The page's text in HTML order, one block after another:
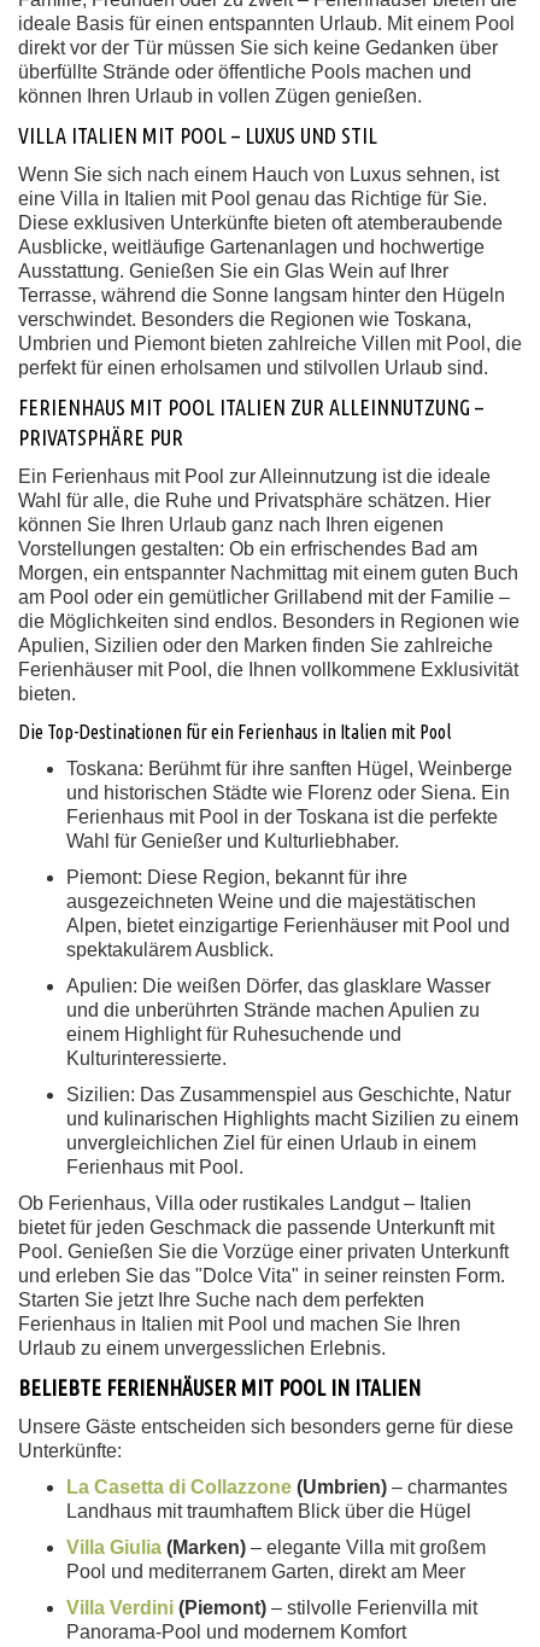
ideale Basis für einen entspannten Urlaub. Mit einem Pool
direkt vor der Tür müssen Sie sich keine Gedanken über
überfüllte Strände oder öffentliche Pools machen und
können Ihren Urlaub in vollen Zügen genießen.
VILLA ITALIEN MIT POOL – LUXUS UND STIL
Wenn Sie sich nach einem Hauch von Luxus sehnen, ist
eine Villa in Italien mit Pool genau das Richtige für Sie.
Diese exklusiven Unterkünfte bieten oft atemberaubende
Ausblicke, weitläufige Gartenanlagen und hochwertige
Ausstattung. Genießen Sie ein Glas Wein auf Ihrer
Terrasse, während die Sonne langsam hinter den Hügeln
verschwindet. Besonders die Regionen wie Toskana,
Umbrien und Piemont bieten zahlreiche Villen mit Pool, die
perfekt für einen erholsamen und stilvollen Urlaub sind.
FERIENHAUS MIT POOL ITALIEN ZUR ALLEINNUTZUNG –
PRIVATSPHÄRE PUR
Ein Ferienhaus mit Pool zur Alleinnutzung ist die ideale
Wahl für alle, die Ruhe und Privatsphäre schätzen. Hier
können Sie Ihren Urlaub ganz nach Ihren eigenen
Vorstellungen gestalten: Ob ein erfrischendes Bad am
Morgen, ein entspannter Nachmittag mit einem guten Buch
am Pool oder ein gemütlicher Grillabend mit der Familie –
die Möglichkeiten sind endlos. Besonders in Regionen wie
Apulien, Sizilien oder den Marken finden Sie zahlreiche
Ferienhäuser mit Pool, die Ihnen vollkommene Exklusivität
bieten.
Die Top-Destinationen für ein Ferienhaus in Italien mit Pool
Toskana: Berühmt für ihre sanften Hügel, Weinberge
und historischen Städte wie Florenz oder Siena. Ein
Ferienhaus mit Pool in der Toskana ist die perfekte
Wahl für Genießer und Kulturliebhaber.
Piemont: Diese Region, bekannt für ihre
ausgezeichneten Weine und die majestätischen
Alpen, bietet einzigartige Ferienhäuser mit Pool und
spektakulärem Ausblick.
Apulien: Die weißen Dörfer, das glasklare Wasser
und die unberührten Strände machen Apulien zu
einem Highlight für Ruhesuchende und
Kulturinteressierte.
Sizilien: Das Zusammenspiel aus Geschichte, Natur
und kulinarischen Highlights macht Sizilien zu einem
unvergleichlichen Ziel für einen Urlaub in einem
Ferienhaus mit Pool.
Ob Ferienhaus, Villa oder rustikales Landgut – Italien
bietet für jeden Geschmack die passende Unterkunft mit
Pool. Genießen Sie die Vorzüge einer privaten Unterkunft
und erleben Sie das "Dolce Vita" in seiner reinsten Form.
Starten Sie jetzt Ihre Suche nach dem perfekten
Ferienhaus in Italien mit Pool und machen Sie Ihren
Urlaub zu einem unvergesslichen Erlebnis.
BELIEBTE FERIENHÄUSER MIT POOL IN ITALIEN
Unsere Gäste entscheiden sich besonders gerne für diese
Unterkünfte:
La Casetta di Collazzone (Umbrien) – charmantes
Landhaus mit traumhaftem Blick über die Hügel
Villa Giulia (Marken) – elegante Villa mit großem
Pool und mediterranem Garten, direkt am Meer
Villa Verdini (Piemont) – stilvolle Ferienvilla mit
Panorama-Pool und modernem Komfort